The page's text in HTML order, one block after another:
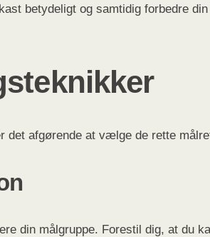
betydeligt og samtidig forbedre
det afgørende at vælge de rette
din målgruppe. Forestil dig, at du